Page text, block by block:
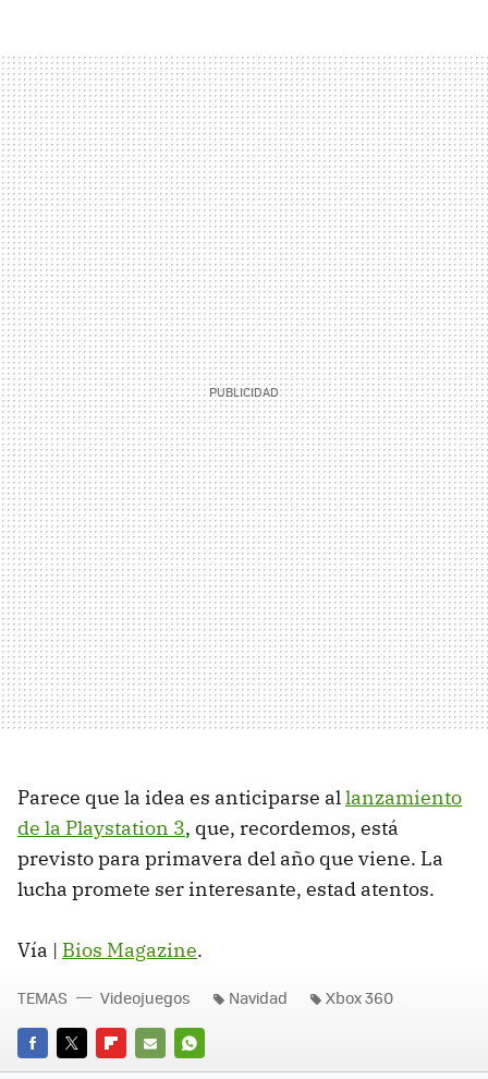
Parece que la idea es anticiparse allanzamiento
de la Playstation 3, que, recordemos, está
previsto para primavera del año que viene. La
lucha promete ser interesante, estad atentos.
Vía | Bios Magazine.
FACEBOOK
TWITTERFLIPBOARD
E- WHATSAPP
TEMAS Videojuegos Navidad Xbox 360